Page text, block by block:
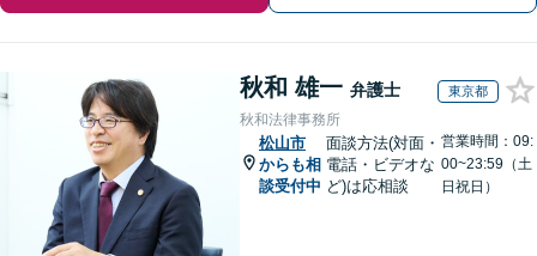
秋和 雄一 弁護士 東京都
秋和法律事務所
松山市
からも相
談受付中
面談方法(対面・
電話・ビデオな
ど)は応相談
営業時間：09:
00~23:59（土
日祝日）